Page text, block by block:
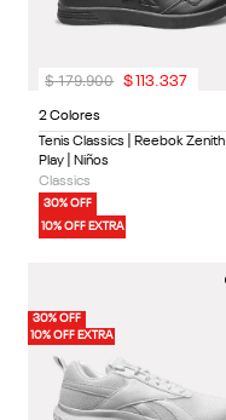
2 Colores
Tenis Classics | Reebok Zenith
Play | Niños
Classics
30% OFF
10% OFF EXTRA
$ 179.900 $113 .337
30% OFF
10% OFF EXTRA